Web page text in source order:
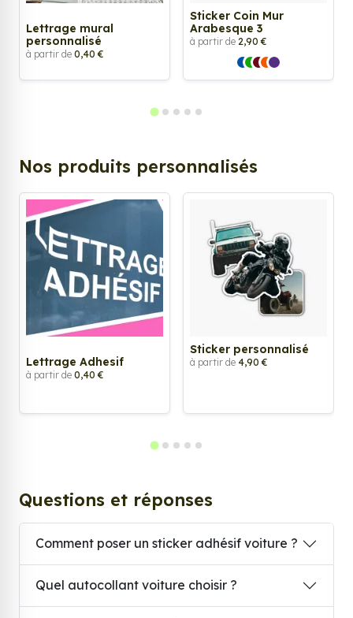
Lettrage mural
personnalisé
à partir de 0,40 €
Sticker Coin Mur
Arabesque 3
à partir de 2,90 €
Nos produits personnalisés
Lettrage Adhesif
à partir de 0,40 €
Sticker personnalisé
à partir de 4,90 €
Questions et réponses
Comment poser un sticker adhésif voiture ?
Quel autocollant voiture choisir ?